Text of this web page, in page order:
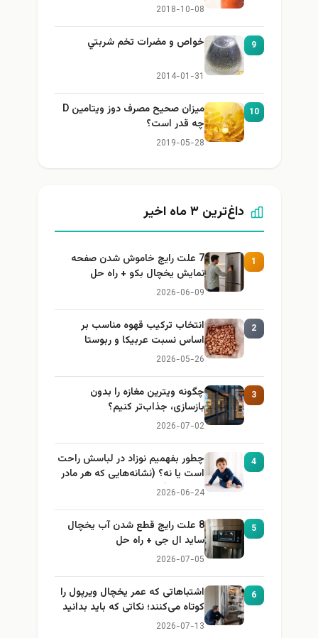
2018-10-08
خواص و مضرات تخم شربتي
2014-01-31
میزان صحیح مصرف دوز ویتامین D
چه قدر است؟
2019-05-28
داغ‌ترین ۳ ماه اخیر
7 علت رایج خاموش شدن صفحه
نمایش یخچال بکو + راه حل
2026-06-09
انتخاب ترکیب قهوه مناسب بر
اساس نسبت عربیکا و ربوستا
2026-05-26
چگونه ویترین مغازه را بدون
بازسازی، جذاب‌تر کنیم؟
2026-07-02
چطور بفهمیم نوزاد در لباسش راحت
است یا نه؟ (نشانه‌هایی که هر مادر
باید بداند)
2026-06-24
8 علت رایج قطع شدن آب یخچال
ساید ال جی + راه حل
2026-07-05
اشتباهاتی که عمر یخچال ویرپول را
کوتاه می‌کنند؛ نکاتی که باید بدانید
2026-07-13